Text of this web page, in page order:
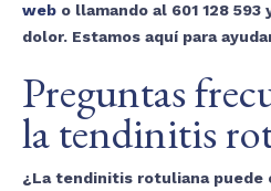
web o llamando al 601 128 593
dolor. Estamos aquí para
Preguntas
la tendinitis
¿La tendinitis rotuliana puede